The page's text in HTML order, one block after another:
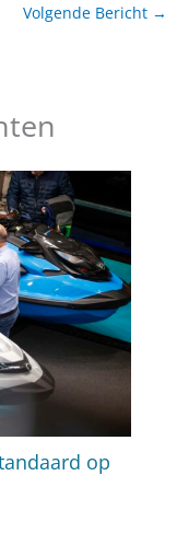
Volgende Bericht →
op